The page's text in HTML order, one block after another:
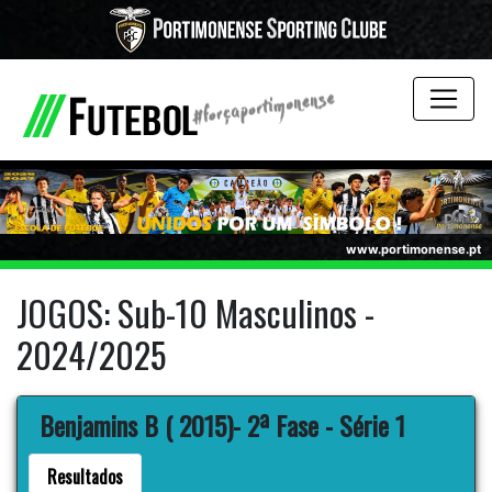
www.portimonense.pt
JOGOS: Sub-10 Masculinos -
2024/2025
Benjamins B ( 2015)- 2ª Fase - Série 1
Resultados